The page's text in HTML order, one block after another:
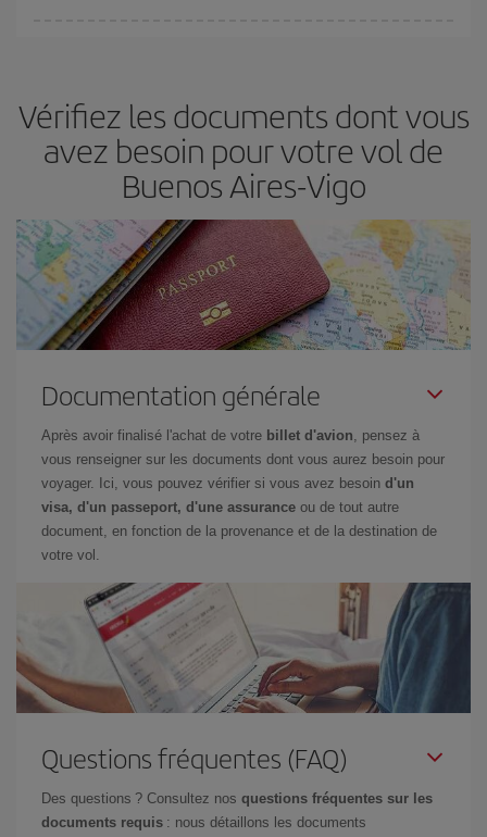
billets, plus vous bénéficiez de prix économiques. De plus, en
restant flexible sur les dates et les horaires de vol lors de votre
recherche, vous pourrezchoisir le prix le plus économique.
Vérifiez les documents dont vous
avez besoin pour votre vol de
Buenos Aires-Vigo
Documentation générale
Après avoir finalisé l'achat de votre billet d'avion, pensez à
vous renseigner sur les documents dont vous aurez besoin pour
voyager. Ici, vous pouvez vérifier si vous avez besoin d'un
visa, d'un passeport, d'une assurance ou de tout autre
document, en fonction de la provenance et de la destination de
votre vol.
Questions fréquentes (FAQ)
Des questions ? Consultez nos questions fréquentes sur les
documents requis : nous détaillons les documents